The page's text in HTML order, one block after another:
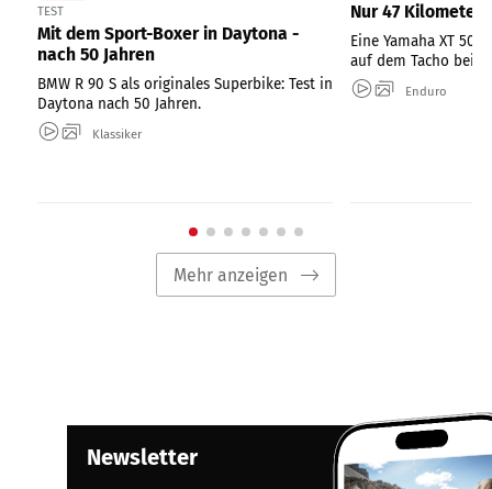
TEST
Mit dem Sport-Boxer in Daytona -
nach 50 Jahren
BMW R 90 S als originales Superbike: Test in
Daytona nach 50 Jahren.
Klassiker
Nur 47 Kilometer
Eine Yamaha XT
auf dem Tacho bei
Enduro
Mehr anzeigen
Newsletter